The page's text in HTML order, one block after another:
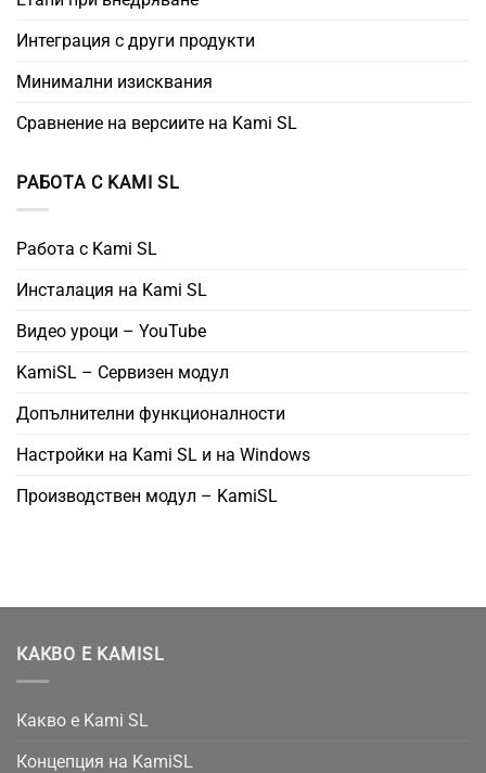
Интеграция с други продукти
Минимални изисквания
Сравнение на версиите на Kami SL
РАБОТА С KAMI SL
Работа с Kami SL
Инсталация на Kami SL
Видео уроци – YouTube
KamiSL – Сервизен модул
Допълнителни функционалности
Настройки на Kami SL и на Windows
Производствен модул – KamiSL
КАКВО Е KAMISL
Какво е Kami SL
Концепция на KamiSL